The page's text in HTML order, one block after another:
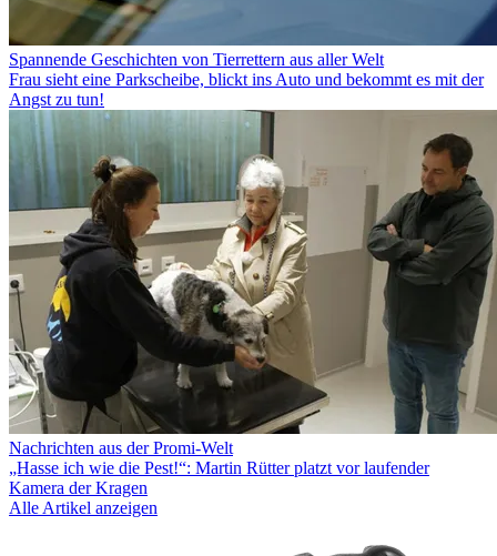
Spannende Geschichten von Tierrettern aus aller Welt
Frau sieht eine Parkscheibe, blickt ins Auto und bekommt es mit der
Angst zu tun!
Nachrichten aus der Promi-Welt
„Hasse ich wie die Pest!“: Martin Rütter platzt vor laufender
Kamera der Kragen
Alle Artikel anzeigen